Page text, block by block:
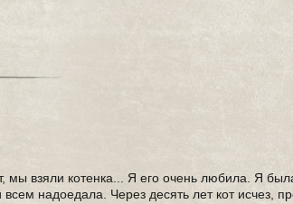
мы взяли котенка... Я его очень любила. Я
надоедала. Через десять лет кот исчез,